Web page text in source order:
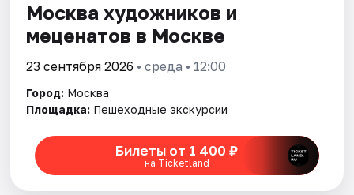
Москва художников и
меценатов в Москве
23 сентября 2026 • среда • 12:00
Город: Москва
Площадка: Пешеходные экскурсии
Билеты от 1 400 ₽
на Ticketland